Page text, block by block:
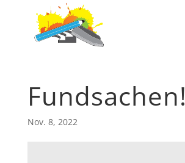
Fundsachen!
Nov. 8, 2022